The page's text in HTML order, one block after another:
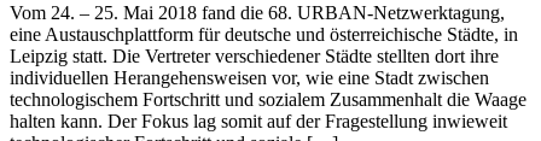
Vom 24. – 25. Mai 2018 fand die 68. URBAN-Netzwerktagung,
eine Austauschplattform für deutsche und österreichische Städte, in
Leipzig statt. Die Vertreter verschiedener Städte stellten dort ihre
individuellen Herangehensweisen vor, wie eine Stadt zwischen
technologischem Fortschritt und sozialem Zusammenhalt die Waage
halten kann. Der Fokus lag somit auf der Fragestellung inwieweit